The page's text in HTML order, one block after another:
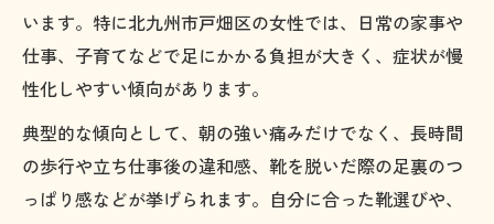
います。特に北九州市戸畑区の女性では、日常の家事や
仕事、子育てなどで足にかかる負担が大きく、症状が慢
性化しやすい傾向があります。
典型的な傾向として、朝の強い痛みだけでなく、長時間
の歩行や立ち仕事後の違和感、靴を脱いだ際の足裏のつ
っぱり感などが挙げられます。自分に合った靴選びや、